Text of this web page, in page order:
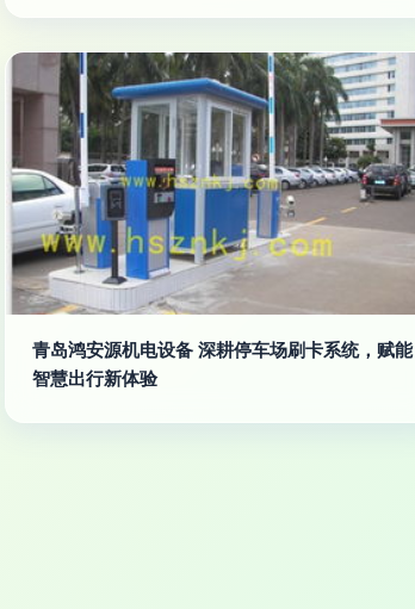
青岛鸿安源机电设备 深耕停车场刷卡系统，赋能
智慧出行新体验